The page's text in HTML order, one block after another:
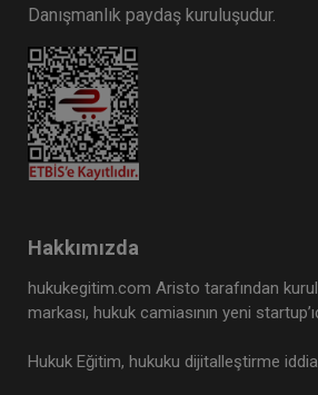
Danışmanlık paydaş kuruluşudur.
Hakkımızda
hukukegitim.com Aristo tarafından
markası, hukuk camiasının yeni
Hukuk Eğitim, hukuku dijitalleştirme